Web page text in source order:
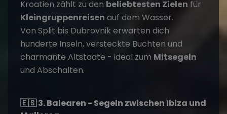
Kroatien zählt zu den beliebtesten Zielen für
Kleingruppenreisen auf dem Wasser.
Von Split bis Dubrovnik erwarten dich
hunderte Inseln, versteckte Buchten und
charmante Altstädte - ideal zum Mitsegeln
und Abschalten.
🇪🇸 3. Balearen - Segeln zwischen Ibiza und